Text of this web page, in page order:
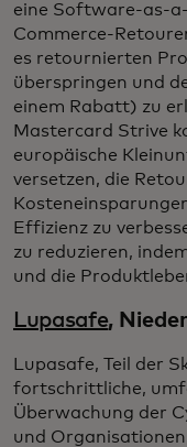
eine Software-as-
Commerce-
es retournierten
überspringen und
einem Rabatt) zu
Mastercard Strive
europäische
versetzen, die
Effizienz zu
zu reduzieren,
und die
Lupasafe,
Lupasafe, Teil der
fortschrittliche,
Überwachung der
und